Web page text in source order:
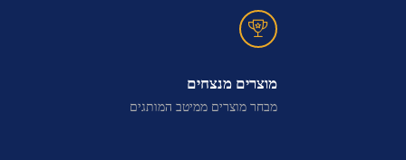
מוצרים מנצחים
מבחר מוצרים ממיטב המותגים